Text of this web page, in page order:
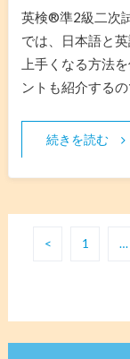
英検®️準2級二次
では、日本語と
上手くなる方法
ントも紹介する
続きを読む
< 1 …